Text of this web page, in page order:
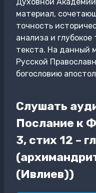
материал,
точность
анализа и глубокое
текста. На данный
Русской
богословию
Слушать
Послание к
3, стих 12 –
(Ивлиев))